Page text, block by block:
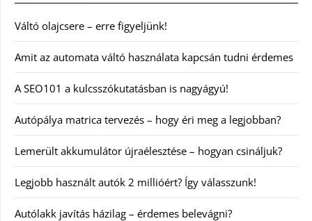
Váltó olajcsere – erre figyeljünk!
Amit az automata váltó használata kapcsán tudni érdemes
A SEO101 a kulcsszókutatásban is nagyágyú!
Autópálya matrica tervezés – hogy éri meg a legjobban?
Lemerült akkumulátor újraélesztése – hogyan csináljuk?
Legjobb használt autók 2 millióért? Így válasszunk!
Autólakk javítás házilag – érdemes belevágni?